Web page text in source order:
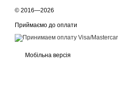
© 2016—2026
Приймаємо до оплати
Мобільна версія